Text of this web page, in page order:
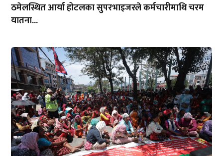
ठमेलस्थित आर्या होटलका सुपरभाइजरले कर्मचारीमाथि चरम
यातना...